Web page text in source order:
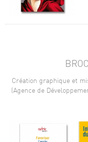
Création graphique et
(Agence de